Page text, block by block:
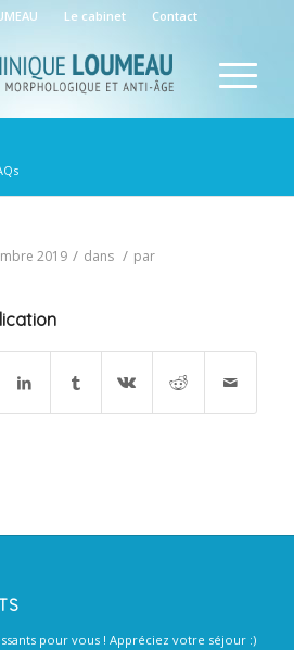
Le cabinet Contact
2019 / dans / par
pour vous ! Appréciez votre séjour :)